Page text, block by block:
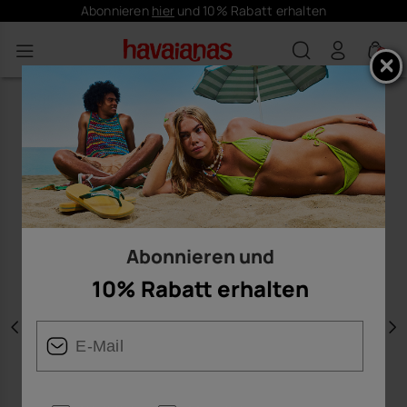
Abonnierenhier und 10% Rabatt erhalten
0
Vorherige
Abonnieren und
10% Rabatt erhalten